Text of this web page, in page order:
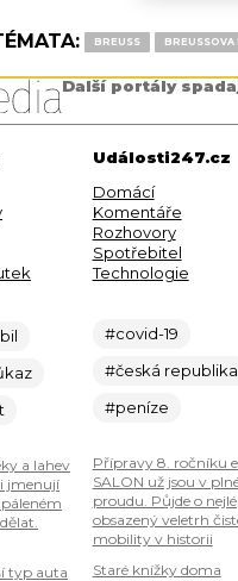
BREUSS BREUSSOVA
Další portály
a lahev
jmenují
typ auta
Události247.cz
Domácí
Komentáře
Rozhovory
Spotřebitel
Technologie
#covid-19
#česká republika
#peníze
Přípravy 8. ročníku
SALON už jsou v
proudu. Půjde o
obsazený veletrh
mobility v historii
Staré knížky doma